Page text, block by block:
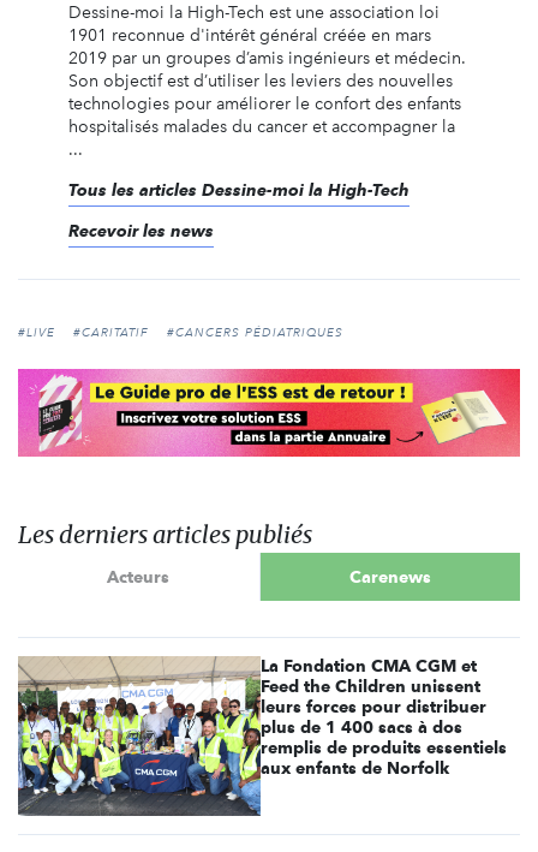
Dessine-moi la High-Tech est une association loi
1901 reconnue d'intérêt général créée en mars
2019 par un groupes d’amis ingénieurs et médecin.
Son objectif est d’utiliser les leviers des nouvelles
technologies pour améliorer le confort des enfants
hospitalisés malades du cancer et accompagner la
...
Tous les articles Dessine-moi la High-Tech
Recevoir les news
#LIVE #CARITATIF #CANCERS PÉDIATRIQUES
Les derniers articles publiés
Acteurs Carenews
La Fondation CMA CGM et
Feed the Children unissent
leurs forces pour distribuer
plus de 1 400 sacs à dos
remplis de produits essentiels
aux enfants de Norfolk